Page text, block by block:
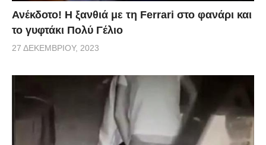
Ανέκδοτο! Η ξανθιά με τη Ferrari στο φανάρι και
το γυφτάκι Πολύ Γέλιο
27 ΔΕΚΕΜΒΡΊΟΥ, 2023